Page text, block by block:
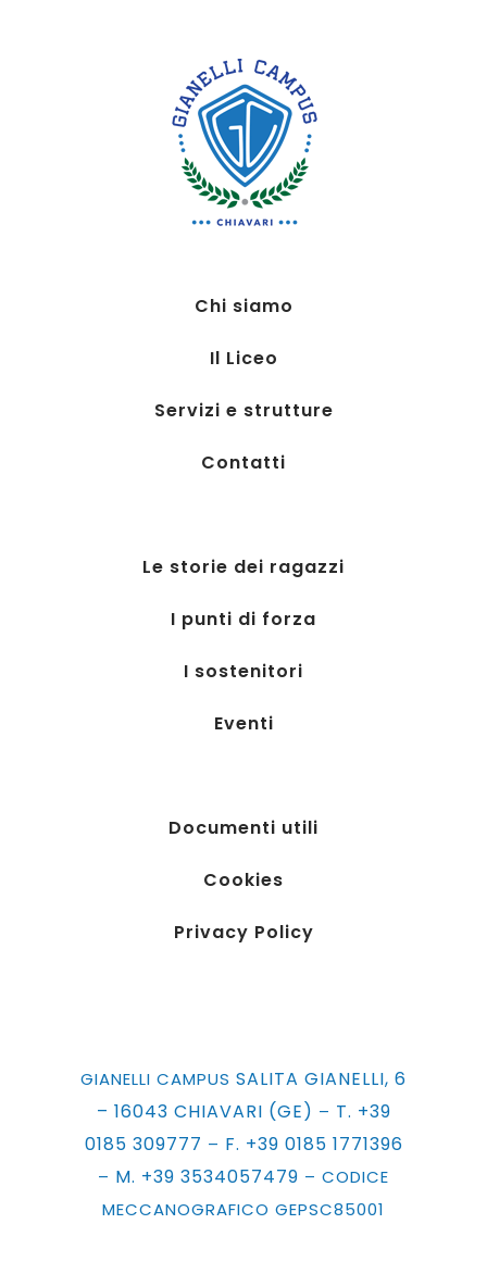
Chi siamo
Il Liceo
Servizi e strutture
Contatti
Le storie dei ragazzi
I punti di forza
I sostenitori
Eventi
Documenti utili
Cookies
Privacy Policy
GIANELLI CAMPUS SALITA GIANELLI, 6
– 16043 CHIAVARI (GE) – T. +39
0185 309777 – F. +39 0185 1771396
– M. +39 3534057479 – CODICE
MECCANOGRAFICO GEPSC85001